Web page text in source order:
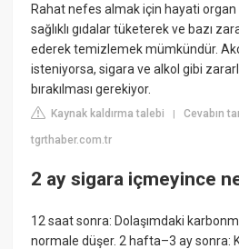
Rahat nefes almak için hayati
sağlıklı gıdalar tüketerek ve bazı
ederek temizlemek mümkündür.
isteniyorsa, sigara ve alkol gibi zararlı
bırakılması gerekiyor.
Kaynak kaldırma talebi |Cevabın
tgrthaber.com.tr
2 ay sigara içmeyince
12 saat sonra: Dolaşımdaki
normale düşer. 2 hafta–3 ay sonra: